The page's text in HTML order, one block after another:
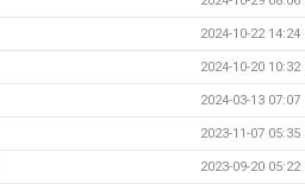
2024-10-22 14:24
2024-10-20 10:32
2024-03-13 07:07
2023-11-07 05:35
2023-09-20 05:22